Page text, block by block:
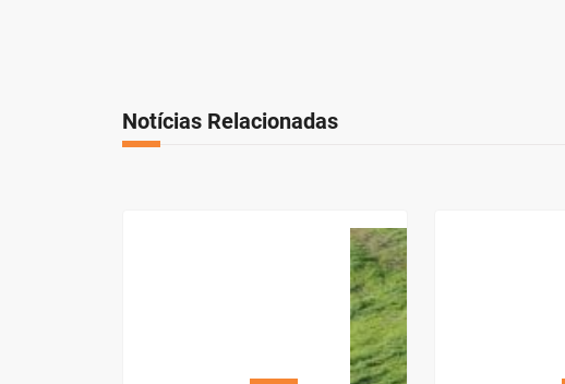
Notícias Relacionadas